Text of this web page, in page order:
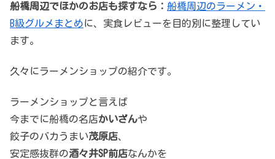
船橋周辺でほかのお店も探すなら： 船橋周辺のラーメン・
B級グルメまとめに、実食レビューを目的別に整理してい
ます。
久々にラーメンショップの紹介です。
ラーメンショップと言えば
今までに船橋の名店かいざんや
餃子のバカうまい茂原店、
安定感抜群の酒々井SP前店なんかを